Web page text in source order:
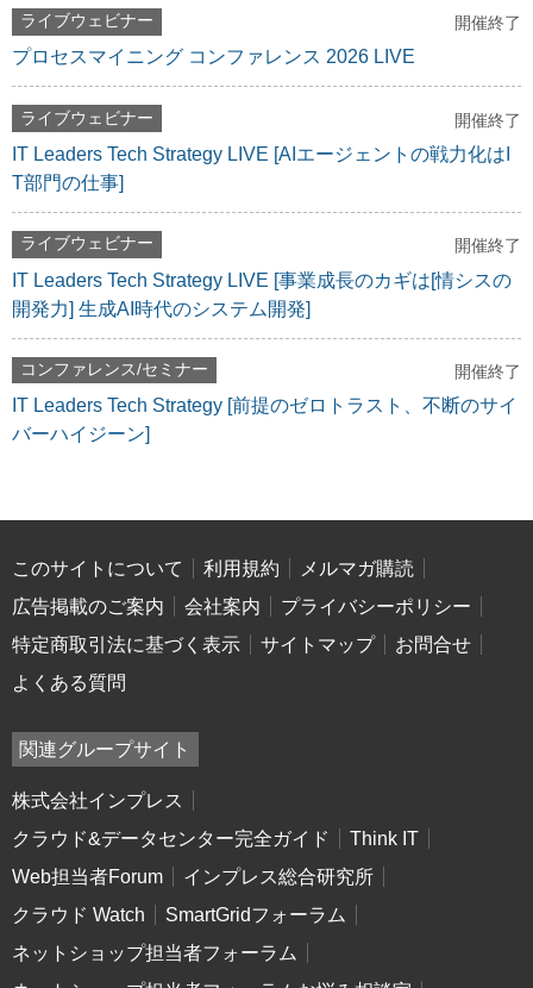
ライブウェビナー 開催終了
プロセスマイニング コンファレンス 2026 LIVE
ライブウェビナー 開催終了
IT Leaders Tech Strategy LIVE [AIエージェントの戦力化はI
T部門の仕事]
ライブウェビナー 開催終了
IT Leaders Tech Strategy LIVE [事業成長のカギは[情シスの
開発力] 生成AI時代のシステム開発]
コンファレンス/セミナー 開催終了
IT Leaders Tech Strategy [前提のゼロトラスト、不断のサイ
バーハイジーン]
このサイトについて 利用規約
メルマガ購読
広告掲載のご案内
会社案内
プライバシーポリシー
特定商取引法に基づく表示
サイトマップ
お問合せ
よくある質問
関連グループサイト
株式会社インプレス
クラウド&データセンター完全ガイド
Think IT
Web担当者Forum
インプレス総合研究所
クラウド Watch
SmartGridフォーラム
ネットショップ担当者フォーラム